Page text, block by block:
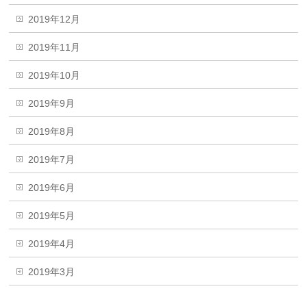
2019年12月
2019年11月
2019年10月
2019年9月
2019年8月
2019年7月
2019年6月
2019年5月
2019年4月
2019年3月